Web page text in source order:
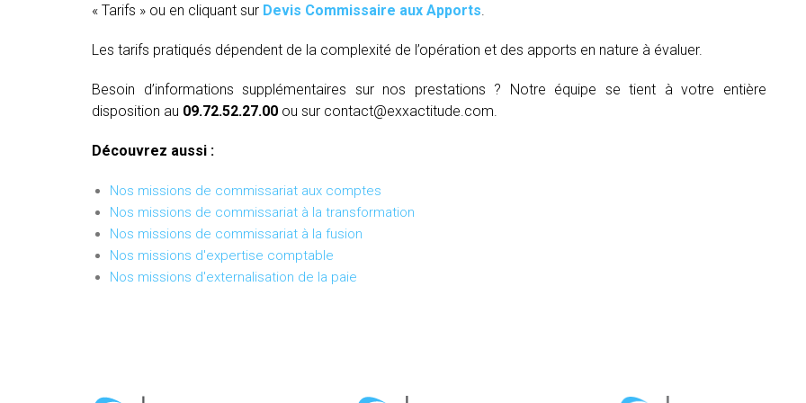
« Tarifs » ou en cliquant sur Devis Commissaire aux Apports.
Les tarifs pratiqués dépendent de la complexité de l’opération et des apports en nature à évaluer.
Besoin d’informations supplémentaires sur nos prestations ? Notre équipe se tient à votre entière
disposition au 09.72.52.27.00 ou sur contact@exxactitude.com.
Découvrez aussi :
Nos missions de commissariat aux comptes
Nos missions de commissariat à la transformation
Nos missions de commissariat à la fusion
Nos missions d'expertise comptable
Nos missions d'externalisation de la paie